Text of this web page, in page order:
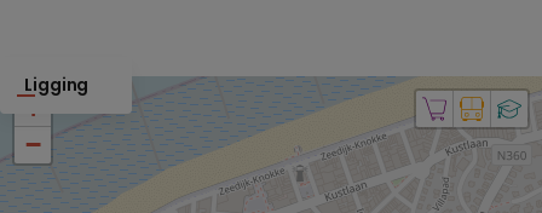
Ligging
+
−